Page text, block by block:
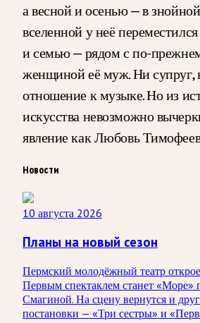
а весной и осенью — в
вселенной у неё
и семью — рядом с по-
женщиной её муж. Ни супруг,
отношение к музыке. Но из
искусства невозможно
явление как Любовь
Новости
10 августа 2026
Планы на новый сезон
Пермский молодёжный театр
Первым спектаклем станет «Море»
Смагиной. На сцену вернутся и
постановки — «Три сестры» и